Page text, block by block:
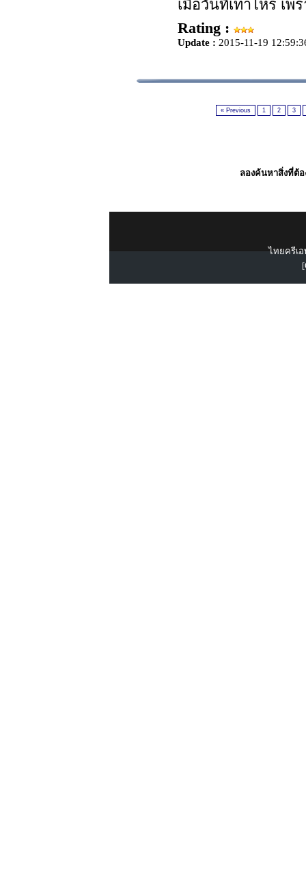
เมื่อวันที่เท่าไหร่ เ
Rating :
Update : 2015-11-19
« Previous 1 2 3
ลองค้นหาสิ่งที่ต้อ
ไทยครีเอ
[